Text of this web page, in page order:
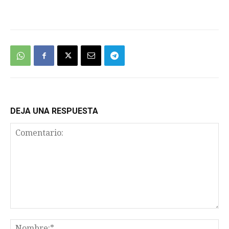
DEJA UNA RESPUESTA